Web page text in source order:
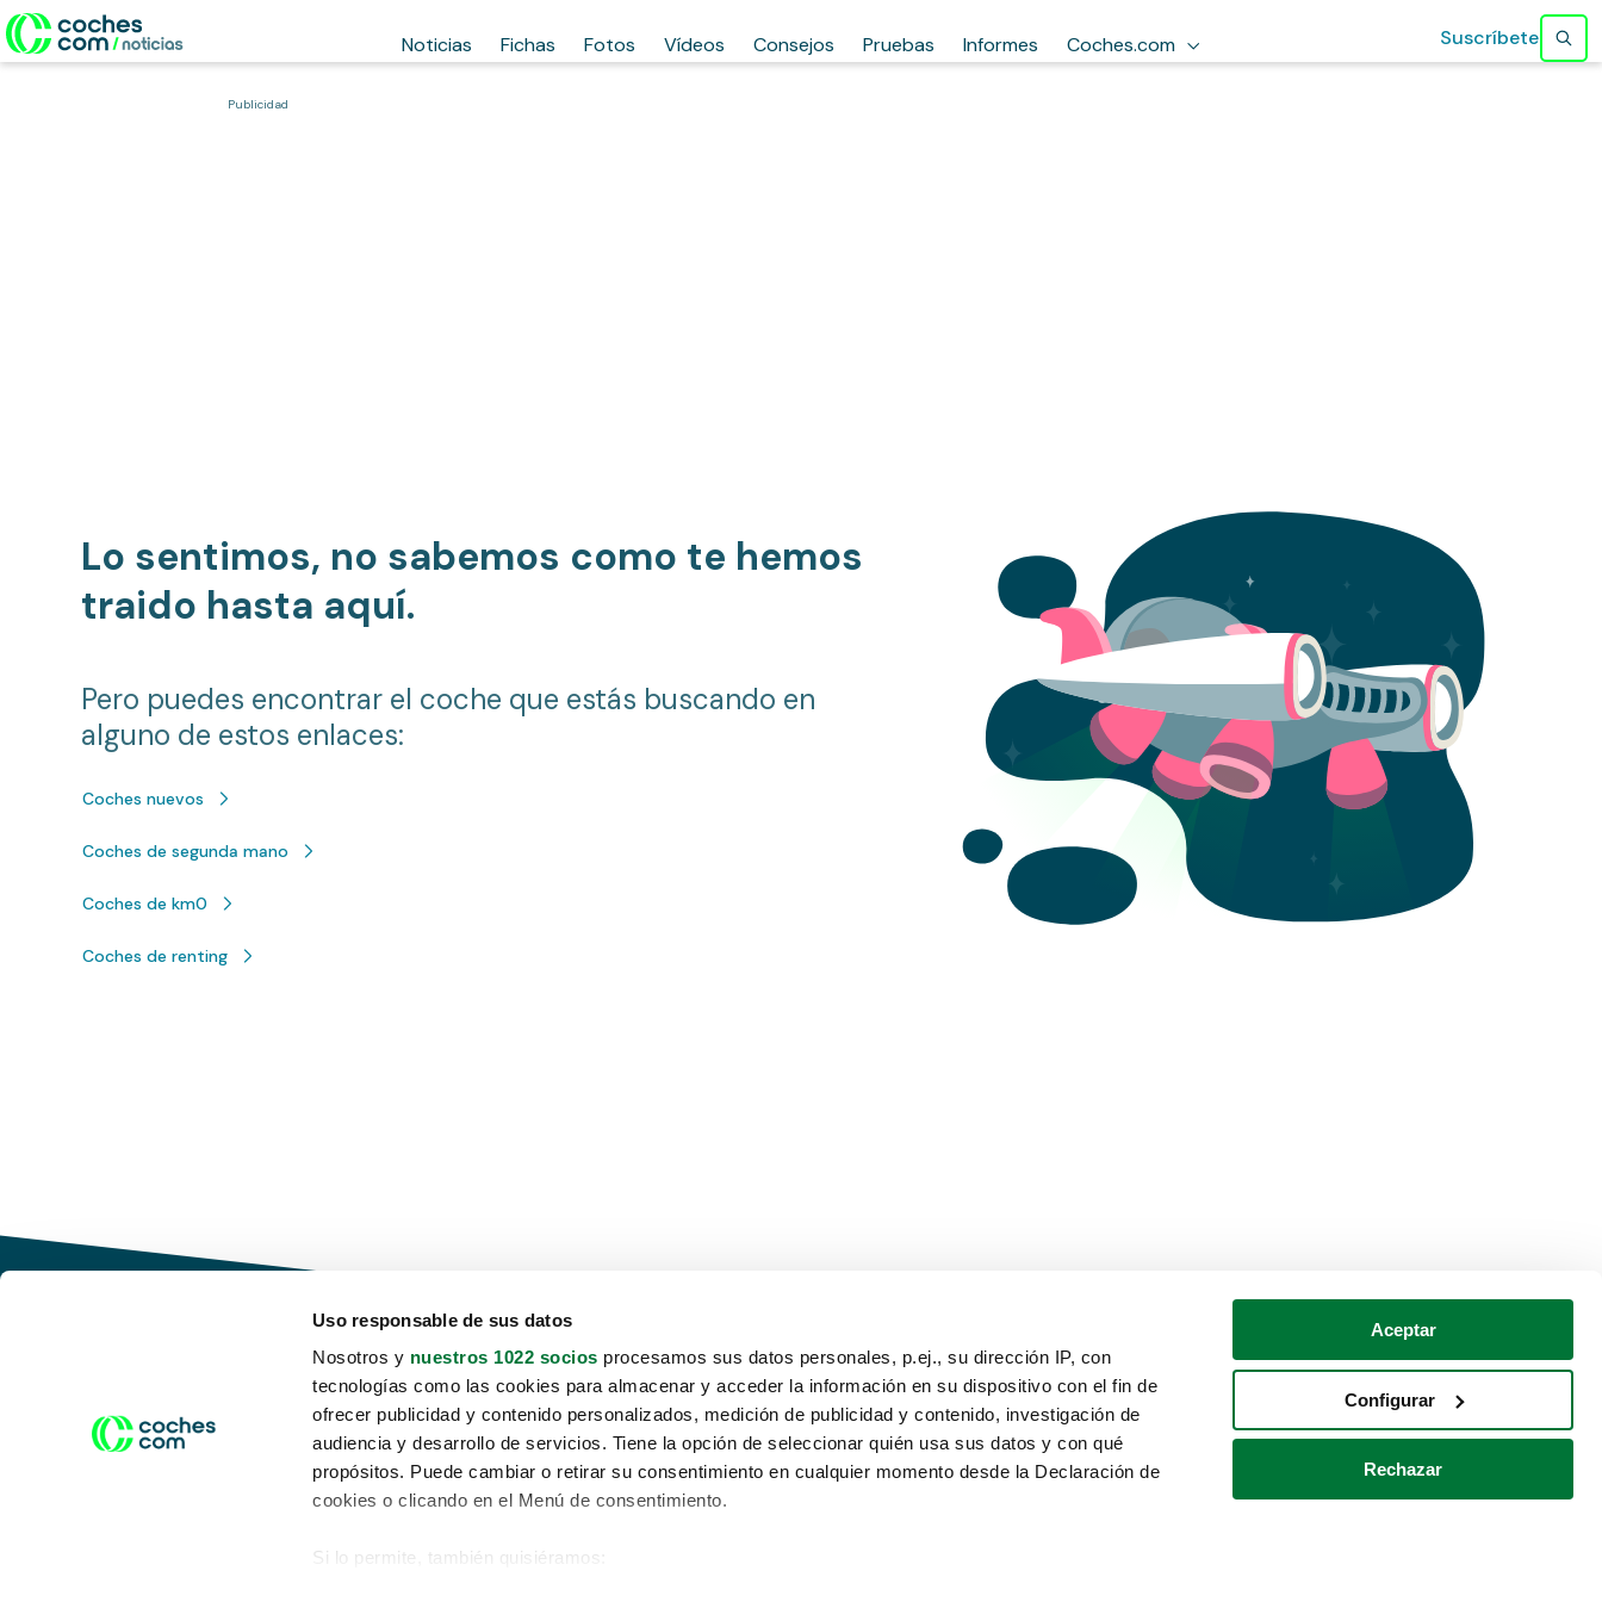
Uso responsable de sus datos
Nosotros y nuestros 1022 socios procesamos sus datos personales, p.ej., su dirección IP, con
tecnologías como las cookies para almacenar y acceder la información en su dispositivo con el fin de
ofrecer publicidad y contenido personalizados, medición de publicidad y contenido, investigación de
audiencia y desarrollo de servicios. Tiene la opción de seleccionar quién usa sus datos y con qué
propósitos. Puede cambiar o retirar su consentimiento en cualquier momento desde la Declaración de
cookies o clicando en el Menú de consentimiento.
Si lo permite, también quisiéramos:
Aceptar
Configurar
Rechazar
Noticias Fichas Fotos Vídeos Consejos Pruebas Informes Coches.com Suscríbete
Publicidad
Lo sentimos, no sabemos como te hemos
traido hasta aquí.
Pero puedes encontrar el coche que estás buscando en
alguno de estos enlaces:
Coches nuevos
Coches de segunda mano
Coches de km0
Coches de renting
Conduce tu futuro,
desata tu movilidad